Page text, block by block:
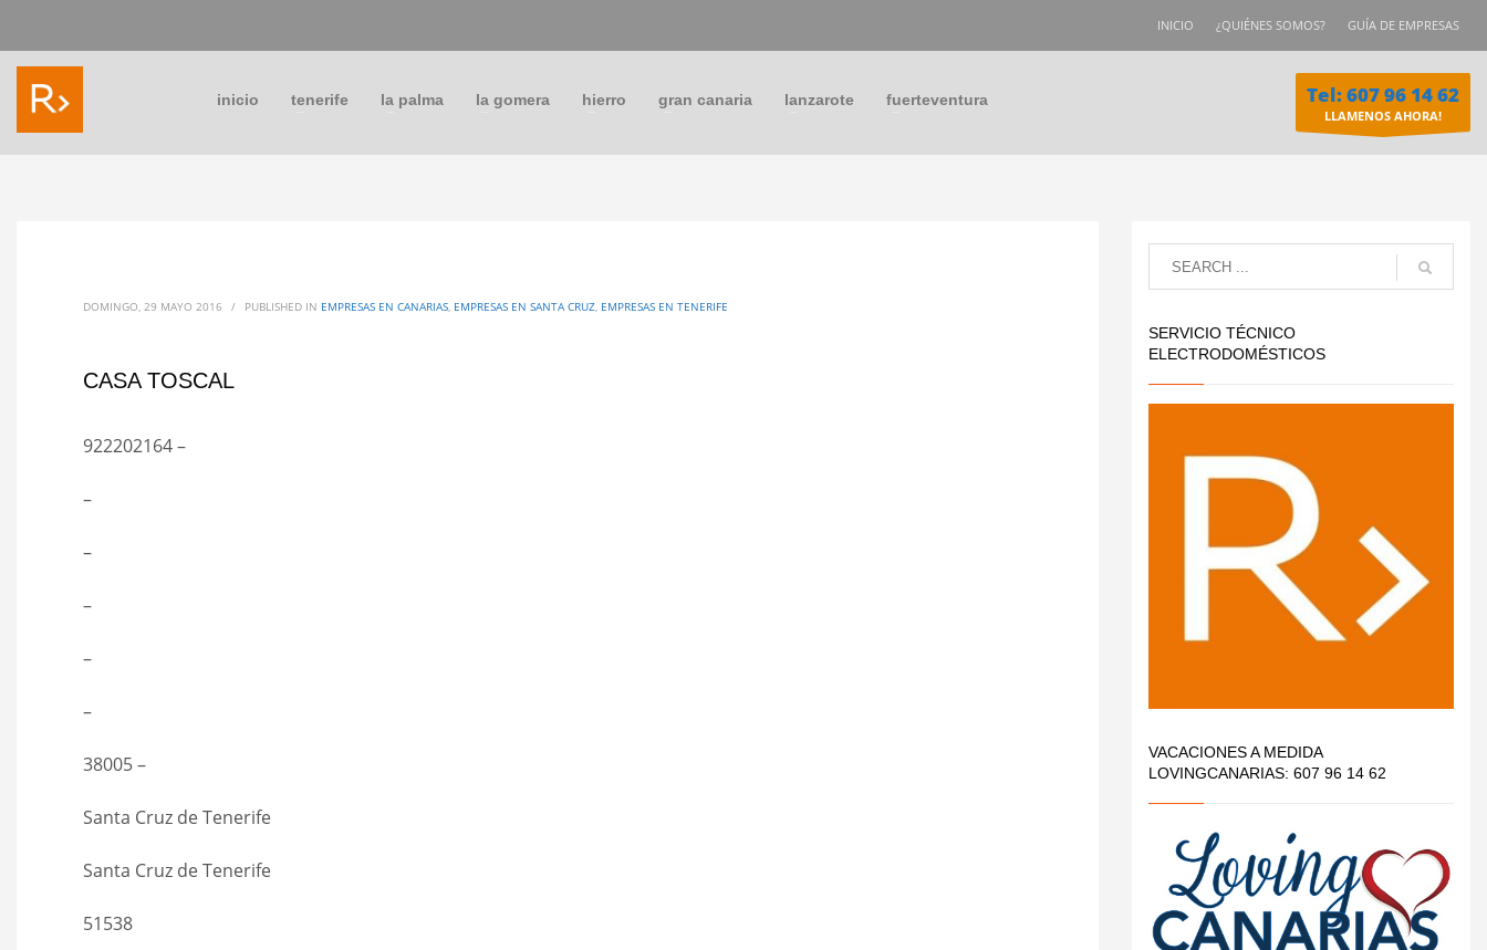
INICIO ¿QUIÉNES SOMOS? GUÍA DE EMPRESAS
inicio tenerife la palma la gomera hierro gran canaria lanzarote fuerteventura Tel: 607 96 14 62
LLAMENOS AHORA!
DOMINGO, 29 MAYO 2016 / PUBLISHED IN EMPRESAS EN CANARIAS, EMPRESAS EN SANTA CRUZ, EMPRESAS EN TENERIFE
CASA TOSCAL
922202164 –
–
–
–
–
–
38005 –
Santa Cruz de Tenerife
Santa Cruz de Tenerife
51538
SERVICIO TÉCNICO
ELECTRODOMÉSTICOS
VACACIONES A MEDIDA
LOVINGCANARIAS: 607 96 14 62